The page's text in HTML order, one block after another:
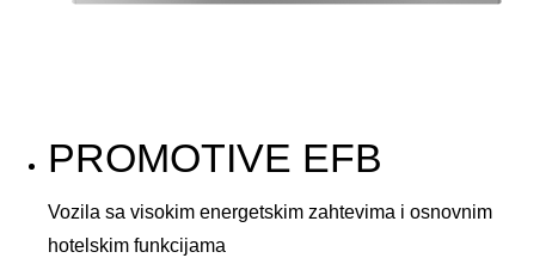
PROMOTIVE EFB
Vozila sa visokim energetskim zahtevima i osnovnim
hotelskim funkcijama